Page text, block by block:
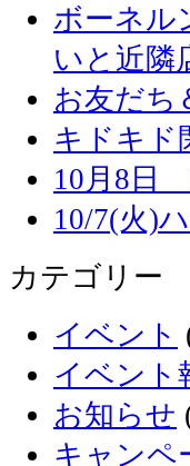
ボーネル
いと近隣
お友だち
キドキド
10月8日
10/7(火)
カテゴリー
イベント
イベント
お知らせ
キャンペ